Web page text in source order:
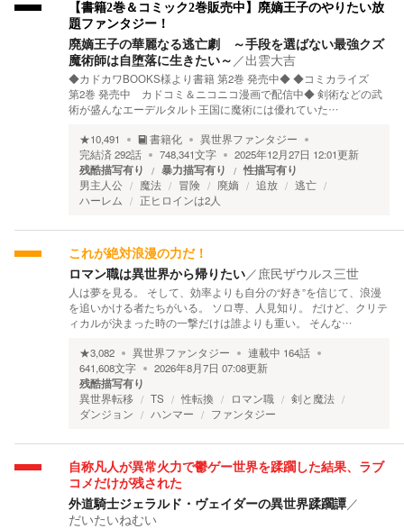
【書籍2巻＆コミック2巻販売中】廃嫡王子のやりたい放
題ファンタジー！
廃嫡王子の華麗なる逃亡劇 ～手段を選ばない最強クズ
魔術師は自堕落に生きたい～ ／出雲大吉
◆カドカワBOOKS様より書籍 第2巻 発売中◆ ◆コミカライズ
第2巻 発売中 カドコミ＆ニコニコ漫画で配信中◆ 剣術などの武
術が盛んなエーデルタルト王国に魔術には優れていた…
★10,491 書籍化
異世界ファンタジー
完結済292話 748,341文字 2025年12月27日 12:01更新
残酷描写有り 暴力描写有り 性描写有り
男主人公 魔法 冒険 廃嫡 追放
逃亡
ハーレム
正ヒロインは2人
これが絶対浪漫の力だ！
ロマン職は異世界から帰りたい／庶民ザウルス三世
人は夢を見る。 そして、効率よりも自分の“好き”を信じて、浪漫
を追いかける者たちがいる。 ソロ専、人見知り。 だけど、クリテ
ィカルが決まった時の一撃だけは誰よりも重い。 そんな…
★3,082 異世界ファンタジー 連載中 164話
641,608文字 2026年8月7日 07:08更新
残酷描写有り
異世界転移 TS 性転換 ロマン職
剣と魔法
ダンジョン
ハンマー ファンタジー
自称凡人が異常火力で鬱ゲー世界を蹂躙した結果、ラブ
コメだけが残された
外道騎士ジェラルド・ヴェイダーの異世界蹂躙譚／
だいたいねむい